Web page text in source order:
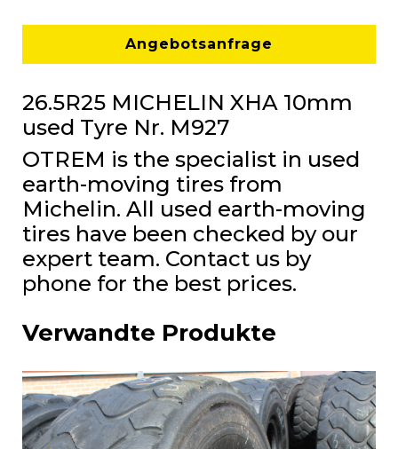
Angebotsanfrage
26.5R25 MICHELIN XHA 10mm
used Tyre Nr. M927
OTREM is the specialist in used
earth-moving tires from
Michelin. All used earth-moving
tires have been checked by our
expert team. Contact us by
phone for the best prices.
Verwandte Produkte